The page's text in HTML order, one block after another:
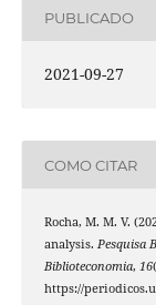
PUBLICADO
2021-09-27
COMO CITAR
Rocha, M. M. V.
analysis. Pesquisa
Biblioteconomia, 16
https://